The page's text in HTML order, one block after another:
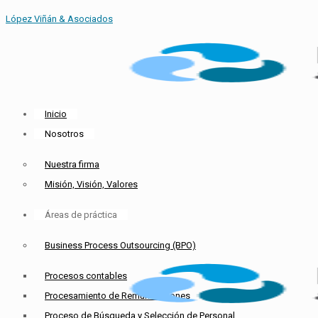
López Viñán & Asociados
Inicio
Nosotros
Nuestra firma
Misión, Visión, Valores
Áreas de práctica
Business Process Outsourcing (BPO)
Procesos contables
Procesamiento de Remuneraciones
Proceso de Búsqueda y Selección de Personal